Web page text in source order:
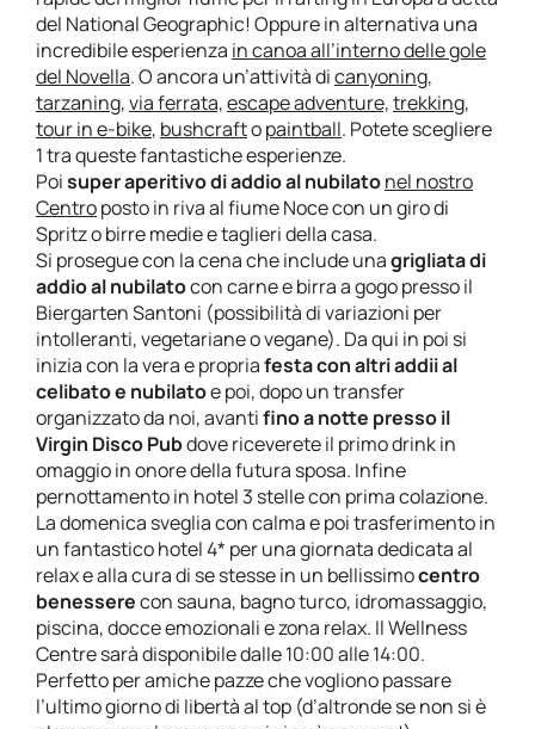
del National Geographic! Oppure in alternativa una
incredibile esperienza in canoa all’interno delle gole
del Novella. O ancora un’attività dicanyoning,
tarzaning,via ferrata,escape adventure,trekking,
tour in e-bike, bushcraftopaintball. Potete scegliere
1 tra queste fantastiche esperienze.
Poisuper aperitivo di addio al nubilatonel nostro
Centroposto in riva al fiume Noce con un giro di
Spritz o birre medie e taglieri della casa.
Si prosegue con la cena che include unagrigliata di
addio al nubilatocon carne e birra a gogo presso il
Biergarten Santoni (possibilità di variazioni per
intolleranti, vegetariane o vegane). Da qui in poi si
inizia con la vera e propriafesta con altri addii al
celibato e nubilatoe poi, dopo un transfer
organizzato da noi, avantifino a notte presso il
Virgin Disco Pubdove riceverete il primo drink in
omaggio in onore della futura sposa. Infine
pernottamento in hotel 3 stelle con prima colazione.
La domenica sveglia con calma e poi trasferimento in
un fantastico hotel 4* per una giornata dedicata al
relax e alla cura di se stesse in un bellissimocentro
benesserecon sauna, bagno turco, idromassaggio,
piscina, docce emozionali e zona relax. Il Wellness
Centre sarà disponibile dalle 10:00 alle 14:00.
Perfetto per amiche pazze che vogliono passare
l’ultimo giorno di libertà al top (d’altronde se non si è